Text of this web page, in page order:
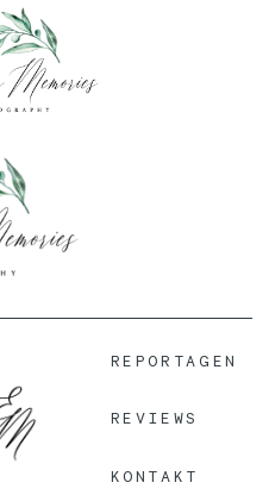
REPORTAGEN
REVIEWS
KONTAKT
UNS